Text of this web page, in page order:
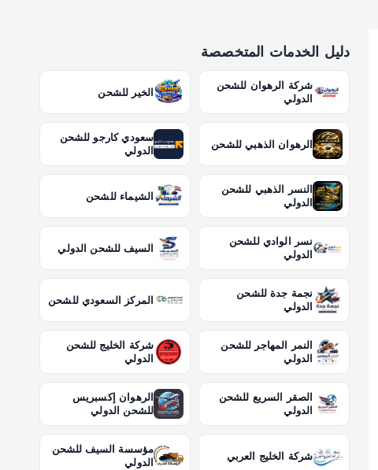
دليل الخدمات المتخصصة
شركة الرهوان للشحن
الدولي
الخير للشحن
الرهوان الذهبي للشحن
سعودي كارجو للشحن
الدولي
النسر الذهبي للشحن
الدولي
الشيماء للشحن
نسر الوادي للشحن
الدولي
السيف للشحن الدولي
نجمة جدة للشحن
الدولي
المركز السعودي للشحن
النمر المهاجر للشحن
الدولي
شركة الخليج للشحن
الدولي
الصقر السريع للشحن
الدولي
الرهوان إكسبريس
للشحن الدولي
شركة الخليج العربي
مؤسسة السيف للشحن
الدولي